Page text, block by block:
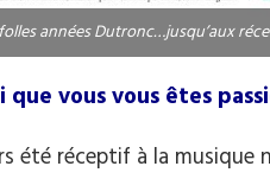
années Dutronc…jusqu’aux
que vous vous êtes
été réceptif à la musique